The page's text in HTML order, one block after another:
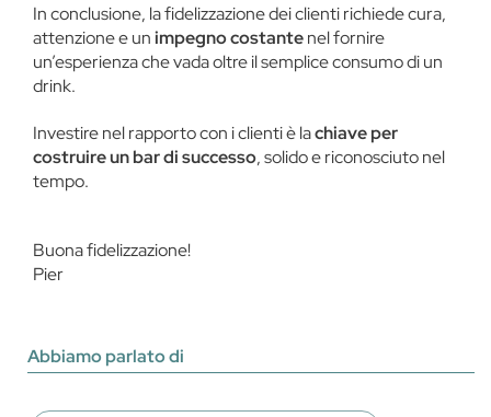
In conclusione, la fidelizzazione dei clienti richiede cura,
attenzione e unimpegno costantenel fornire
un’esperienza che vada oltre il semplice consumo di un
drink.
Investire nel rapporto con i clienti è lachiave per
costruire un bar di successo, solido e riconosciuto nel
tempo.
Buona fidelizzazione!
Pier
Abbiamo parlato di